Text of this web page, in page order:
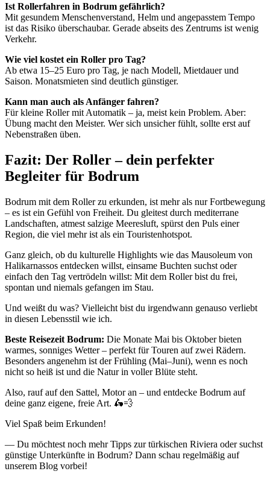
Ist Rollerfahren in Bodrum gefährlich?
Mit gesundem Menschenverstand, Helm und angepasstem Tempo
ist das Risiko überschaubar. Gerade abseits des Zentrums ist wenig
Verkehr.
Wie viel kostet ein Roller pro Tag?
Ab etwa 15–25 Euro pro Tag, je nach Modell, Mietdauer und
Saison. Monatsmieten sind deutlich günstiger.
Kann man auch als Anfänger fahren?
Für kleine Roller mit Automatik – ja, meist kein Problem. Aber:
Übung macht den Meister. Wer sich unsicher fühlt, sollte erst auf
Nebenstraßen üben.
Fazit: Der Roller – dein perfekter
Begleiter für Bodrum
Bodrum mit dem Roller zu erkunden, ist mehr als nur Fortbewegung
– es ist ein Gefühl von Freiheit. Du gleitest durch mediterrane
Landschaften, atmest salzige Meeresluft, spürst den Puls einer
Region, die viel mehr ist als ein Touristenhotspot.
Ganz gleich, ob du kulturelle Highlights wie das Mausoleum von
Halikarnassos entdecken willst, einsame Buchten suchst oder
einfach den Tag vertrödeln willst: Mit dem Roller bist du frei,
spontan und niemals gefangen im Stau.
Und weißt du was? Vielleicht bist du irgendwann genauso verliebt
in diesen Lebensstil wie ich.
Beste Reisezeit Bodrum: Die Monate Mai bis Oktober bieten
warmes, sonniges Wetter – perfekt für Touren auf zwei Rädern.
Besonders angenehm ist der Frühling (Mai–Juni), wenn es noch
nicht so heiß ist und die Natur in voller Blüte steht.
Also, rauf auf den Sattel, Motor an – und entdecke Bodrum auf
deine ganz eigene, freie Art. 🛵💨
Viel Spaß beim Erkunden!
— Du möchtest noch mehr Tipps zur türkischen Riviera oder suchst
günstige Unterkünfte in Bodrum? Dann schau regelmäßig auf
unserem Blog vorbei!